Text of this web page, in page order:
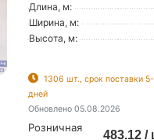
Длина, м:
Ширина, м:
Высота, м:
1306 шт., срок поставки
дней
Обновлено 05.08.2026
Розничная
483.12 /